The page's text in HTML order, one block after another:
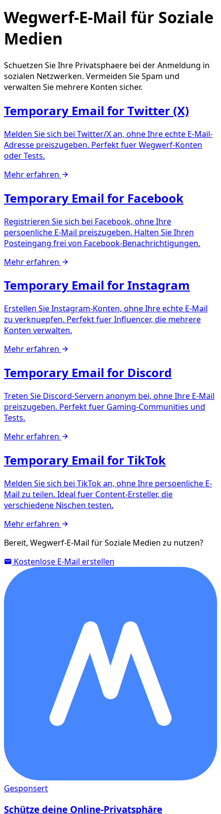
Wegwerf-E-Mail für Soziale
Medien
Schuetzen Sie Ihre Privatsphaere bei der Anmeldung in
sozialen Netzwerken. Vermeiden Sie Spam und
verwalten Sie mehrere Konten sicher.
Temporary Email for Twitter (X)
Melden Sie sich bei Twitter/X an, ohne Ihre echte E-Mail-
Adresse preiszugeben. Perfekt fuer Wegwerf-Konten
oder Tests.
Mehr erfahren
Temporary Email for Facebook
Registrieren Sie sich bei Facebook, ohne Ihre
persoenliche E-Mail preiszugeben. Halten Sie Ihren
Posteingang frei von Facebook-Benachrichtigungen.
Mehr erfahren
Temporary Email for Instagram
Erstellen Sie Instagram-Konten, ohne Ihre echte E-Mail
zu verknuepfen. Perfekt fuer Influencer, die mehrere
Konten verwalten.
Mehr erfahren
Temporary Email for Discord
Treten Sie Discord-Servern anonym bei, ohne Ihre E-Mail
preiszugeben. Perfekt fuer Gaming-Communities und
Tests.
Mehr erfahren
Temporary Email for TikTok
Melden Sie sich bei TikTok an, ohne Ihre persoenliche E-
Mail zu teilen. Ideal fuer Content-Ersteller, die
verschiedene Nischen testen.
Mehr erfahren
Bereit, Wegwerf-E-Mail für Soziale Medien zu nutzen?
Kostenlose E-Mail erstellen
Gesponsert
Schütze deine Online-Privatsphäre